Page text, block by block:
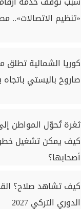
«تنظيم الاتصالات»..
كوريا الشمالية تطلق
صاروخ باليستي باتجاه
ثغرة تُحوّل المواطن
كيف يمكن تشغيل
أصحابها؟
كيف تشاهد صلاح؟
الدوري التركي 2027